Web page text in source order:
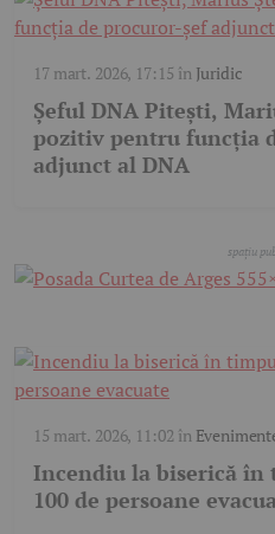
17 mart. 2026, 17:15 în Juridic
Șeful DNA Pitești,
pozitiv pentru funcția
adjunct al DNA
15 mart. 2026, 11:02 în
Incendiu la biserică în
100 de persoane